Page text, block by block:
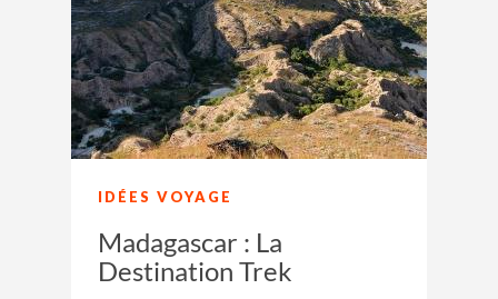
IDÉES VOYAGE
Madagascar : La
Destination Trek